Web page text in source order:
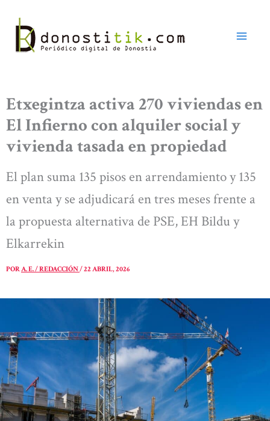
contenido
Etxegintza activa 270 viviendas en
El Infierno con alquiler social y
vivienda tasada en propiedad
El plan suma 135 pisos en arrendamiento y 135
en venta y se adjudicará en tres meses frente a
la propuesta alternativa de PSE, EH Bildu y
Elkarrekin
PORA. E. / REDACCIÓN/22 ABRIL, 2026